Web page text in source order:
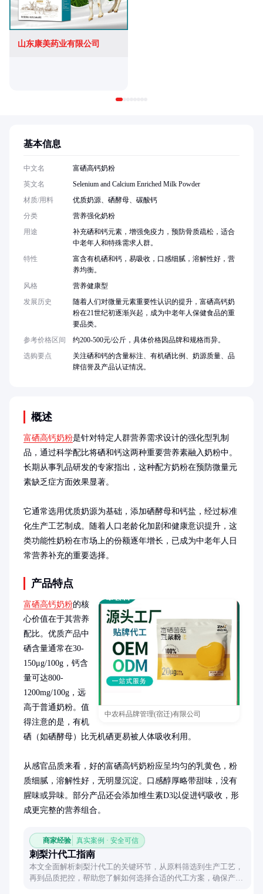
山东康美药业有限公司
概述
富硒高钙奶粉是针对特定人群营养需求设计的强化型乳制
品，通过科学配比将硒和钙这两种重要营养素融入奶粉中。
长期从事乳品研发的专家指出，这种配方奶粉在预防微量元
素缺乏症方面效果显著。
它通常选用优质奶源为基础，添加硒酵母和钙盐，经过标准
化生产工艺制成。随着人口老龄化加剧和健康意识提升，这
类功能性奶粉在市场上的份额逐年增长，已成为中老年人日
常营养补充的重要选择。
产品特点
中农科品牌管理(宿迁)有限公司
富硒高钙奶粉的核
心价值在于其营养
配比。优质产品中
硒含量通常在30-
150μg/100g，钙含
量可达800-
1200mg/100g，远
高于普通奶粉。值
得注意的是，有机
硒（如硒酵母）比无机硒更易被人体吸收利用。
从感官品质来看，好的富硒高钙奶粉应呈均匀的乳黄色，粉
质细腻，溶解性好，无明显沉淀。口感醇厚略带甜味，没有
腥味或异味。部分产品还会添加维生素D3以促进钙吸收，形
成更完整的营养组合。
商家经验 真实案例 · 安全可信
刺梨汁代工指南
本文全面解析刺梨汁代工的关键环节，从原料筛选到生产工艺，
再到品质把控，帮助您了解如何选择合适的代工方案，确保产品
基本信息
中文名
富硒高钙奶粉
英文名
Selenium and Calcium Enriched Milk Powder
材质/用料
优质奶源、硒酵母、碳酸钙
分类
营养强化奶粉
用途
补充硒和钙元素，增强免疫力，预防骨质疏松，适合
中老年人和特殊需求人群。
特性
富含有机硒和钙，易吸收，口感细腻，溶解性好，营
养均衡。
风格
营养健康型
发展历史
随着人们对微量元素重要性认识的提升，富硒高钙奶
粉在21世纪初逐渐兴起，成为中老年人保健食品的重
要品类。
参考价格区间
约200-500元/公斤，具体价格因品牌和规格而异。
选购要点
关注硒和钙的含量标注、有机硒比例、奶源质量、品
牌信誉及产品认证情况。